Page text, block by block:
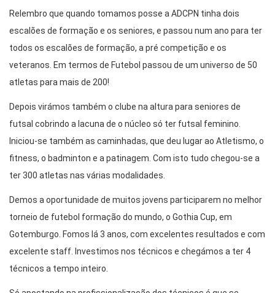
Relembro que quando tomamos posse a ADCPN tinha dois
escalões de formação e os seniores, e passou num ano para ter
todos os escalões de formação, a pré competição e os
veteranos. Em termos de Futebol passou de um universo de 50
atletas para mais de 200!
Depois virámos também o clube na altura para seniores de
futsal cobrindo a lacuna de o núcleo só ter futsal feminino.
Iniciou-se também as caminhadas, que deu lugar ao Atletismo, o
fitness, o badminton e a patinagem. Com isto tudo chegou-se a
ter 300 atletas nas várias modalidades.
Demos a oportunidade de muitos jovens participarem no melhor
torneio de futebol formação do mundo, o Gothia Cup, em
Gotemburgo. Fomos lá 3 anos, com excelentes resultados e com
excelente staff. Investimos nos técnicos e chegámos a ter 4
técnicos a tempo inteiro.